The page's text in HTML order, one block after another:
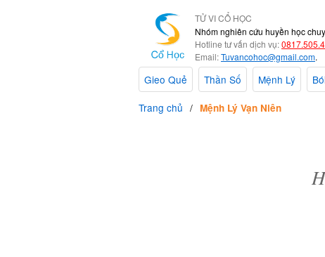
TỬ VI CỔ HỌC
Nhóm nghiên cứu huyền học
Hotline tư vấn dịch vụ:
Email:Tuvancohoc@gmail.com.
Gieo Quẻ Thần Số Mệnh Lý
Trang chủ
Mệnh Lý Vạn Niên